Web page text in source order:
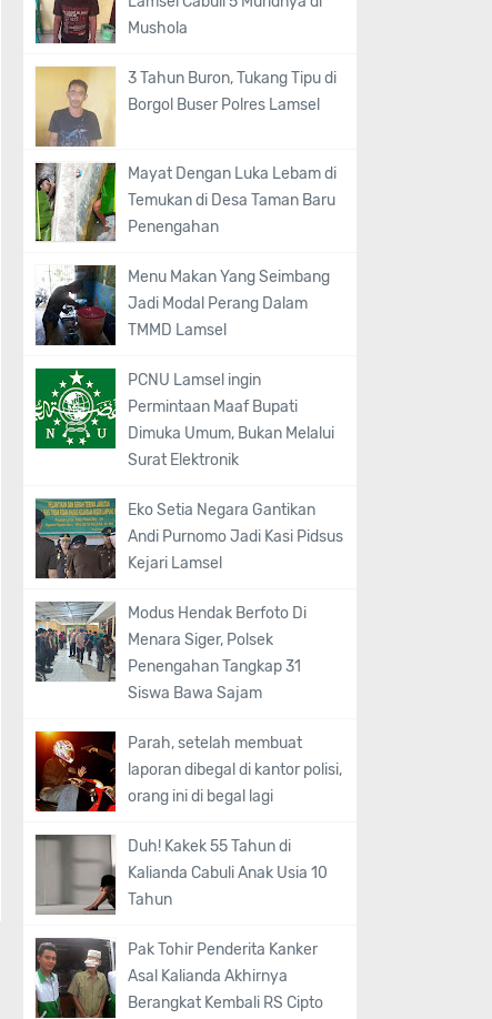
Mushola
3 Tahun Buron, Tukang Tipu di
Borgol Buser Polres Lamsel
Mayat Dengan Luka Lebam di
Temukan di Desa Taman Baru
Penengahan
Menu Makan Yang Seimbang
Jadi Modal Perang Dalam
TMMD Lamsel
PCNU Lamsel ingin
Permintaan Maaf Bupati
Dimuka Umum, Bukan Melalui
Surat Elektronik
Eko Setia Negara Gantikan
Andi Purnomo Jadi Kasi Pidsus
Kejari Lamsel
Modus Hendak Berfoto Di
Menara Siger, Polsek
Penengahan Tangkap 31
Siswa Bawa Sajam
Parah, setelah membuat
laporan dibegal di kantor polisi,
orang ini di begal lagi
Duh! Kakek 55 Tahun di
Kalianda Cabuli Anak Usia 10
Tahun
Pak Tohir Penderita Kanker
Asal Kalianda Akhirnya
Berangkat Kembali RS Cipto